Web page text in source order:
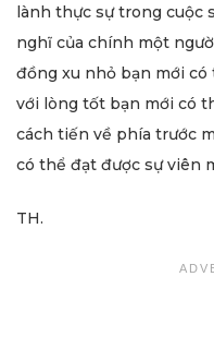
lành thực sự trong cuộc
nghĩ của chính một
đồng xu nhỏ bạn mới
với lòng tốt bạn mới có
cách tiến về phía trước
có thể đạt được sự viên
TH.